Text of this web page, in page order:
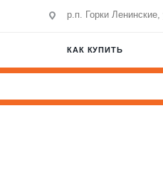
р.п. Горки
КАК КУПИТЬ